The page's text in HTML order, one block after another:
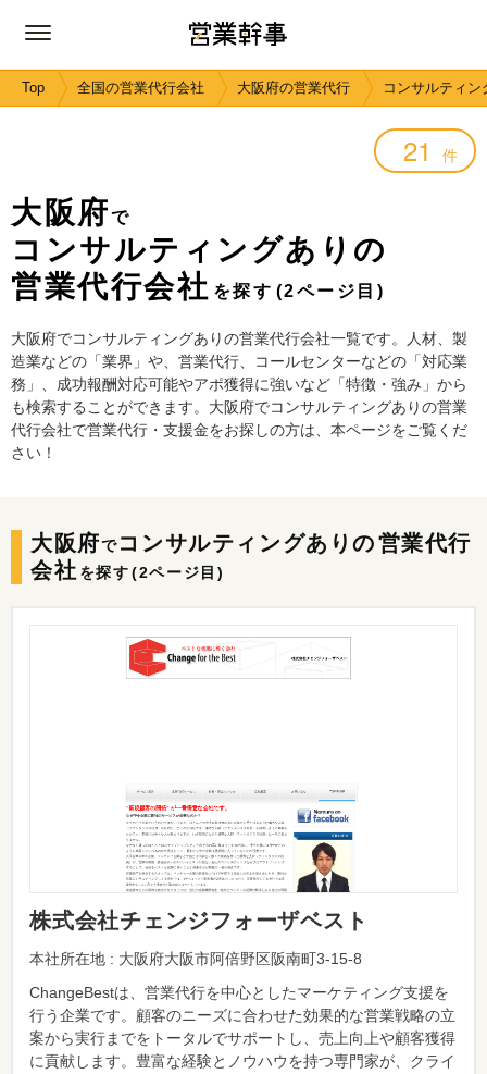
Top 全国の営業代行会社 大阪府の営業代行 コンサルティ
21 件
大阪府で
コンサルティングありの
営業代行会社 を探す (2ページ目)
大阪府でコンサルティングありの営業代行会社一覧です。人材、製
造業などの「業界」や、営業代行、コールセンターなどの「対応業
務」、成功報酬対応可能やアポ獲得に強いなど「特徴・強み」から
も検索することができます。大阪府でコンサルティングありの営業
代行会社で営業代行・支援金をお探しの方は、本ページをご覧くだ
さい！
大阪府でコンサルティングありの営業代行
会社 を探す (2ページ目)
株式会社チェンジフォーザベスト
本社所在地 : 大阪府大阪市阿倍野区阪南町3-15-8
ChangeBestは、営業代行を中心としたマーケティング支援を
行う企業です。顧客のニーズに合わせた効果的な営業戦略の立
案から実行までをトータルでサポートし、売上向上や顧客獲得
に貢献します。豊富な経験とノウハウを持つ専門家が、クライ